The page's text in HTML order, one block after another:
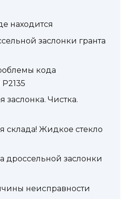
находится
заслонки гранта
кода
заслонка. Чистка.
склада! Жидкое стекло
дроссельной заслонки
неисправности